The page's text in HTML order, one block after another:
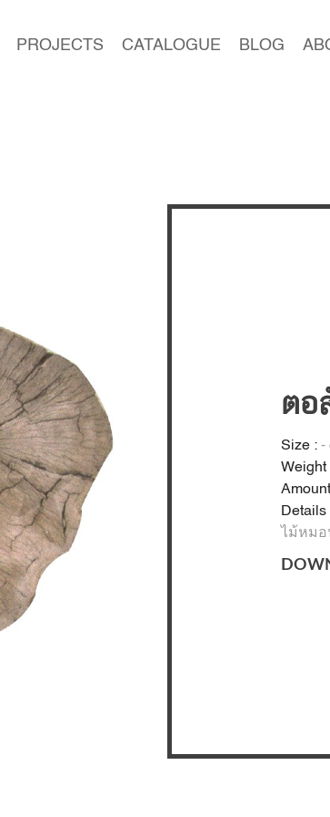
PROJECTS CATALOGUE BLOG
ตอ
Size :-
Weight
Details
ไม้หมอ